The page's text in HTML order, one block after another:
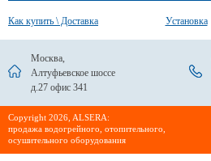
Как купить \ Доставка Установка
Москва,
Алтуфьевское шоссе
д.27 офис 341
Сopyright 2026, ALSERA:
продажа водогрейного, отопительного,
осушительного оборудования